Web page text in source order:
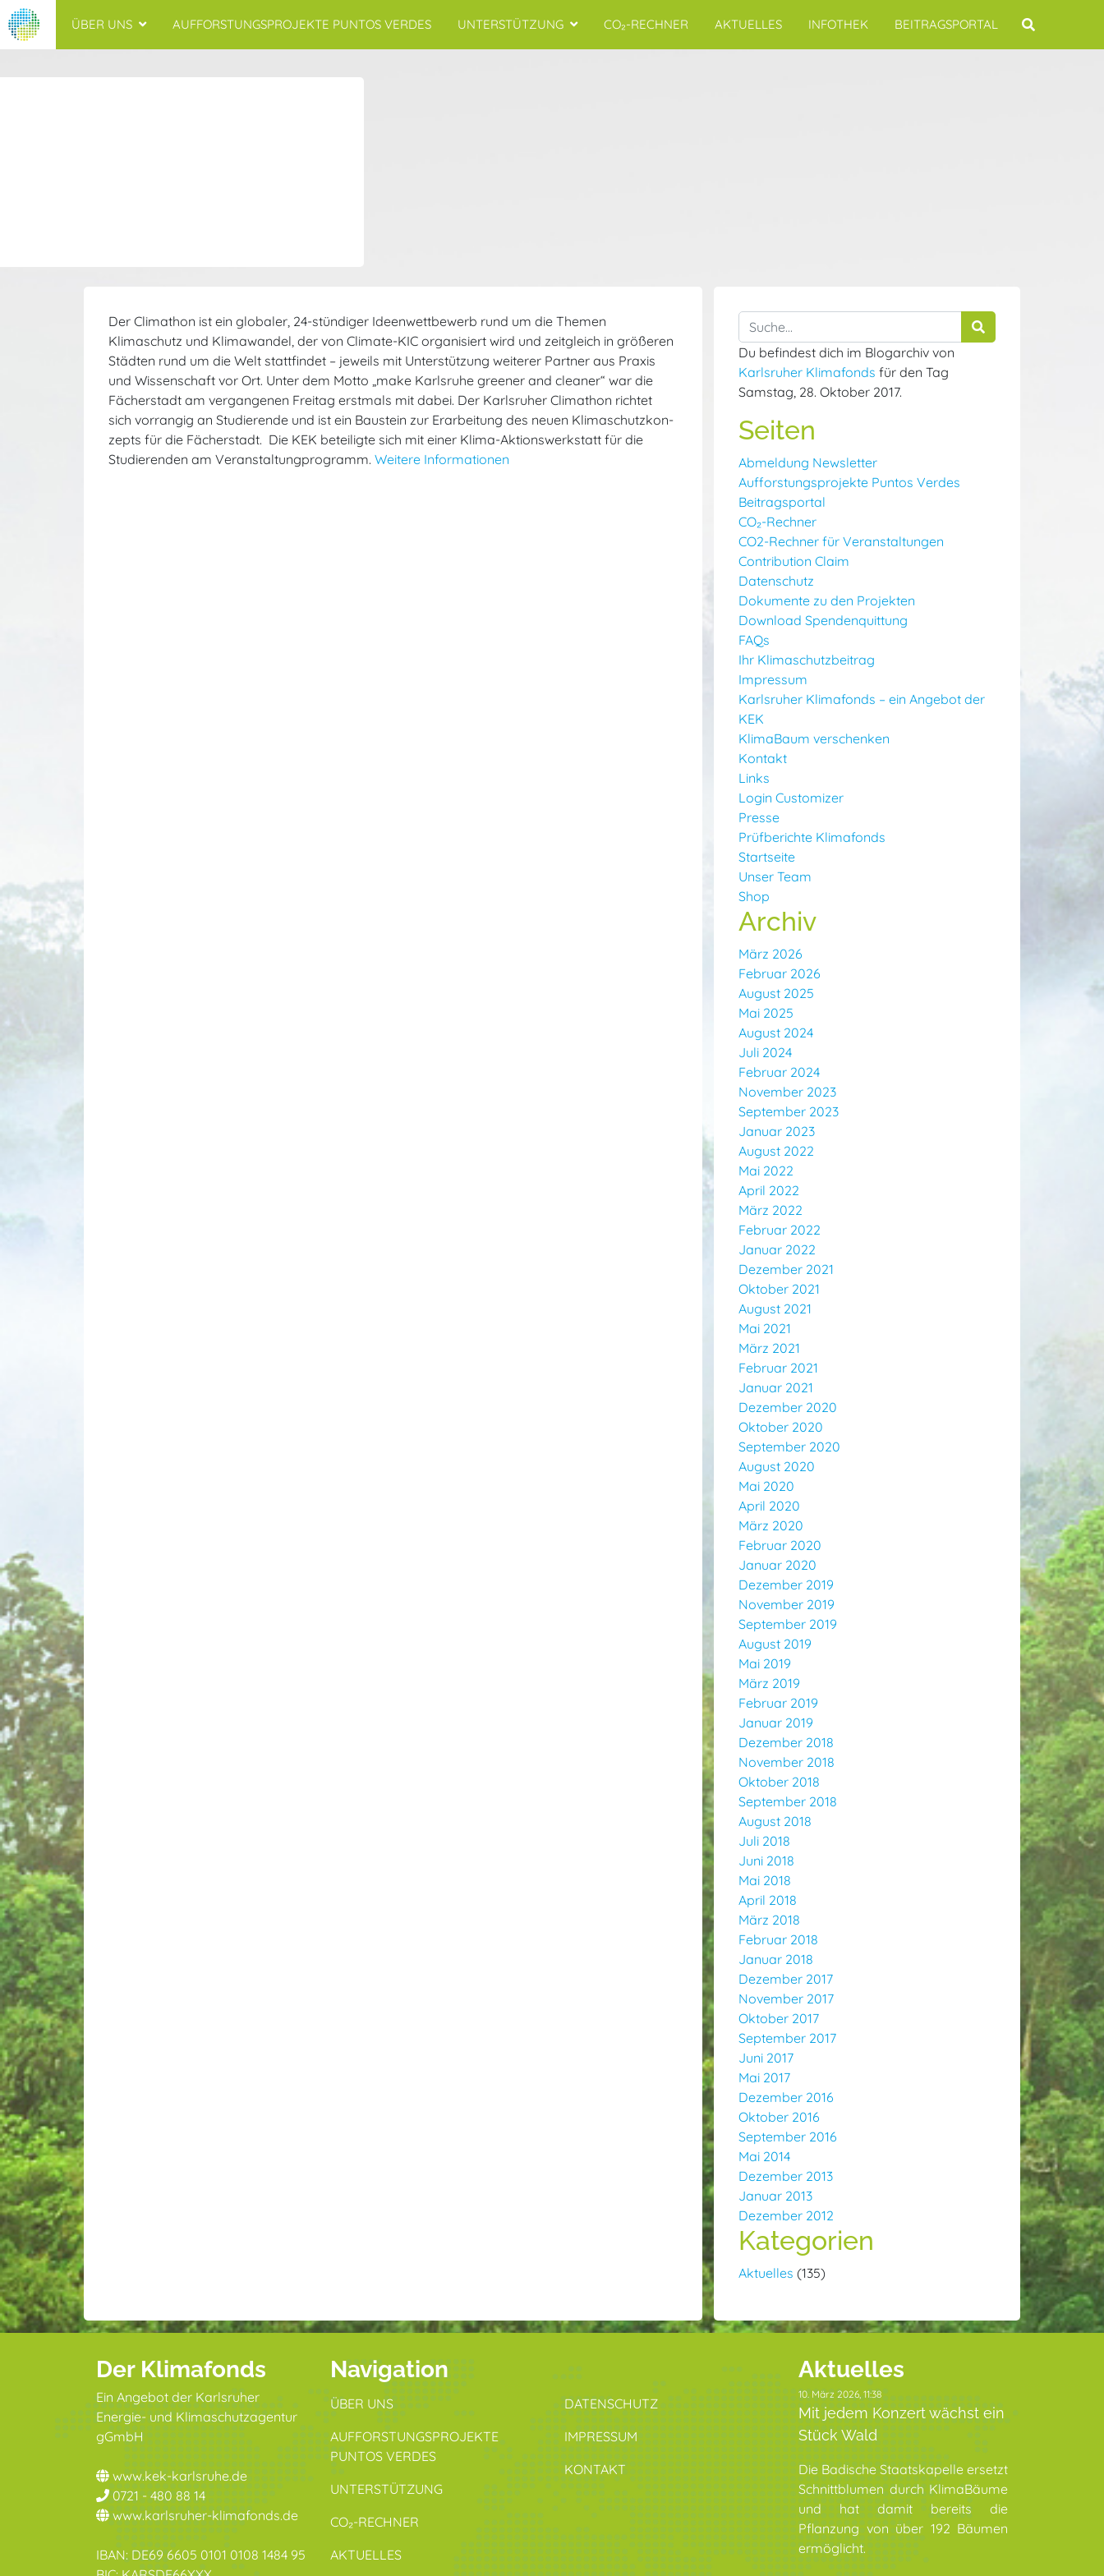
ÜBER UNS AUFFORSTUNGSPROJEKTE PUNTOS VERDES UNTERSTÜTZUNG CO₂-RECHNER AKTUELLES INFOTHEK BEITRAGSPORTAL
Der Climathon ist ein globaler, 24-stündiger Ideenwettbewerb rund um die Themen
Klimaschutz und Klimawandel, der von Climate-KIC organisiert wird und zeitgleich in größeren
Städten rund um die Welt stattfindet – jeweils mit Unterstützung weiterer Partner aus Praxis
und Wissenschaft vor Ort. Unter dem Motto „make Karlsruhe greener and cleaner“ war die
Fächerstadt am vergangenen Freitag erstmals mit dabei. Der Karlsruher Climathon richtet
sich vorrangig an Studie­ren­de und ist ein Baustein zur Erarbei­tung des neuen Kli­ma­schutz­kon­
zepts für die Fächer­stadt. Die KEK beteiligte sich mit einer Klima-Aktionswerkstatt für die
Studierenden am Veranstaltungprogramm. Weitere Informationen
Du befindest dich im Blogarchiv von
Karlsruher Klimafonds für den Tag
Samstag, 28. Oktober 2017.
Seiten
Abmeldung Newsletter
Aufforstungsprojekte Puntos Verdes
Beitragsportal
CO₂-Rechner
CO2-Rechner für Veranstaltungen
Contribution Claim
Datenschutz
Dokumente zu den Projekten
Download Spendenquittung
FAQs
Ihr Klimaschutzbeitrag
Impressum
Karlsruher Klimafonds – ein Angebot der
KEK
KlimaBaum verschenken
Kontakt
Links
Login Customizer
Presse
Prüfberichte Klimafonds
Startseite
Unser Team
Shop
Archiv
März 2026
Februar 2026
August 2025
Mai 2025
August 2024
Juli 2024
Februar 2024
November 2023
September 2023
Januar 2023
August 2022
Mai 2022
April 2022
März 2022
Februar 2022
Januar 2022
Dezember 2021
Oktober 2021
August 2021
Mai 2021
März 2021
Februar 2021
Januar 2021
Dezember 2020
Oktober 2020
September 2020
August 2020
Mai 2020
April 2020
März 2020
Februar 2020
Januar 2020
Dezember 2019
November 2019
September 2019
August 2019
Mai 2019
März 2019
Februar 2019
Januar 2019
Dezember 2018
November 2018
Oktober 2018
September 2018
August 2018
Juli 2018
Juni 2018
Mai 2018
April 2018
März 2018
Februar 2018
Januar 2018
Dezember 2017
November 2017
Oktober 2017
September 2017
Juni 2017
Mai 2017
Dezember 2016
Oktober 2016
September 2016
Mai 2014
Dezember 2013
Januar 2013
Dezember 2012
Kategorien
Aktuelles (135)
Der Klimafonds
Ein Angebot der Karlsruher
Energie- und Klimaschutzagentur
gGmbH
www.kek-karlsruhe.de
0721 - 480 88 14
www.karlsruher-klimafonds.de
IBAN: DE69 6605 0101 0108 1484 95
Aktuelles
10. März 2026, 11:38
Mit jedem Konzert wächst ein
Stück Wald
Die Badische Staatskapelle ersetzt
Schnittblumen durch KlimaBäume
und hat damit bereits die
Pflanzung von über 192 Bäumen
ermöglicht.
Navigation
ÜBER UNS
AUFFORSTUNGSPROJEKTE
PUNTOS VERDES
UNTERSTÜTZUNG
CO₂-RECHNER
AKTUELLES
DATENSCHUTZ
IMPRESSUM
KONTAKT